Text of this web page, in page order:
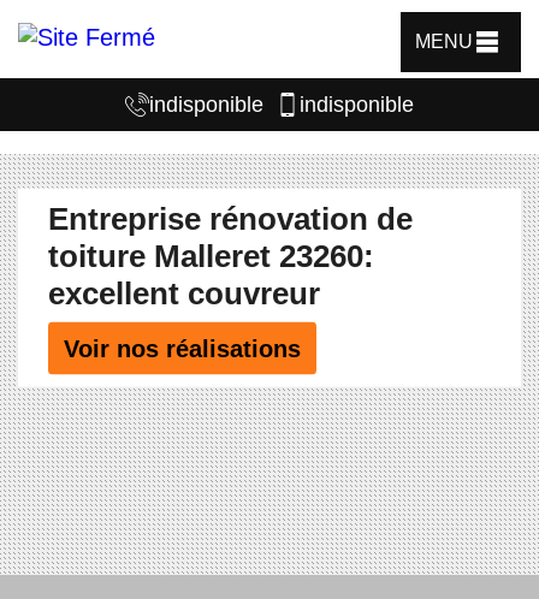
MENU
indisponible indisponible
Entreprise rénovation de
toiture Malleret 23260:
excellent couvreur
Voir nos réalisations